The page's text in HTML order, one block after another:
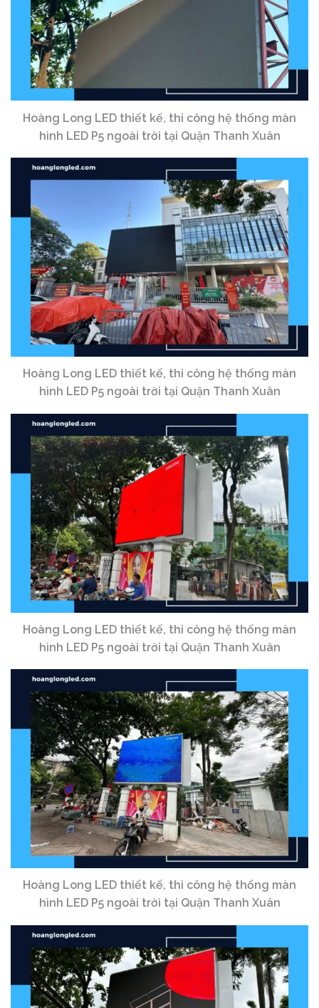
Hoàng Long LED thiết kế, thi công hệ thống màn
hình LED P5 ngoài trời tại Quận Thanh Xuân
Hoàng Long LED thiết kế, thi công hệ thống màn
hình LED P5 ngoài trời tại Quận Thanh Xuân
Hoàng Long LED thiết kế, thi công hệ thống màn
hình LED P5 ngoài trời tại Quận Thanh Xuân
Hoàng Long LED thiết kế, thi công hệ thống màn
hình LED P5 ngoài trời tại Quận Thanh Xuân